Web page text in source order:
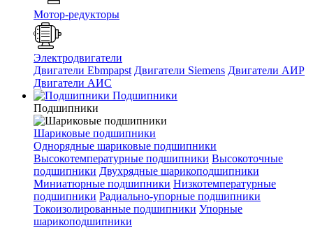
Мотор-редукторы
Электродвигатели
Двигатели Ebmpapst Двигатели Siemens Двигатели АИР
Двигатели АИС
Подшипники
Подшипники
Шариковые подшипники
Однорядные шариковые подшипники
Высокотемпературные подшипники Высокоточные
подшипники Двухрядные шарикоподшипники
Миниатюрные подшипники Низкотемпературные
подшипники Радиально-упорные подшипники
Токоизолированные подшипники Упорные
шарикоподшипники